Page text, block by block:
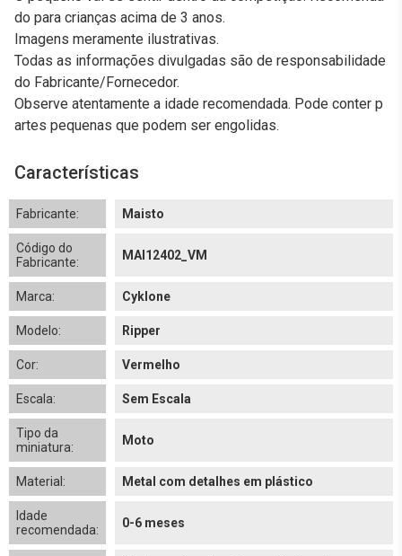
do para crianças acima de 3 anos.
Imagens meramente ilustrativas.
Todas as informações divulgadas são de responsabilidade
do Fabricante/Fornecedor.
Observe atentamente a idade recomendada. Pode conter p
artes pequenas que podem ser engolidas.
Características
Fabricante: Maisto
Código do
Fabricante:
MAI12402_VM
Marca: Cyklone
Modelo: Ripper
Cor: Vermelho
Escala: Sem Escala
Tipo da
miniatura:
Moto
Material: Metal com detalhes em plástico
Idade
recomendada:
0-6 meses